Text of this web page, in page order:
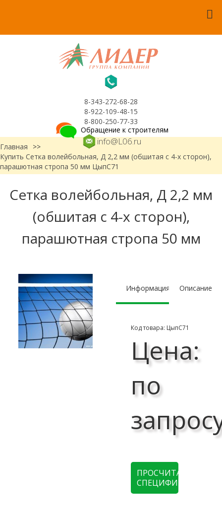
8-343-272-68-28
8-922-109-48-15
8-800-250-77-33
info@L06.ru
Обращение к строителям
Главная
>>
Купить Сетка волейбольная, Д 2,2 мм (обшитая с 4-х сторон),
парашютная стропа 50 мм ЦыпС71
Сетка волейбольная, Д 2,2 мм
(обшитая с 4-х сторон),
парашютная стропа 50 мм
Информация Описание
Код товара: ЦыпС71
Цена:
по
ПРОСЧИТАТЬ
СПЕЦИФИКАЦИЮ